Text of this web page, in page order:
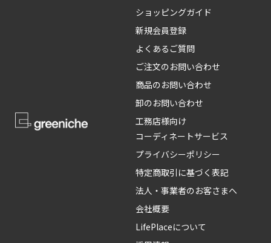
ショッピングガイド
新規会員登録
よくあるご質問
ご注文のお問い合わせ
商品のお問い合わせ
卸のお問い合わせ
工務店様向け
コーディネートサービス
プライバシーポリシー
特定商取引に基づく表記
法人・事業者のお客さまへ
会社概要
LifePlaceについて